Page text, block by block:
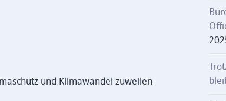
und Klimawandel zuweilen